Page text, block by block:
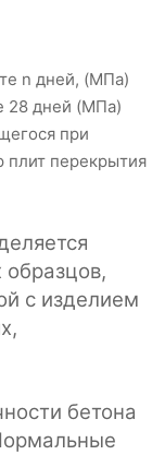
n дней, (МПа)
28 дней (МПа)
при
плит перекрытия
с изделием
бетона